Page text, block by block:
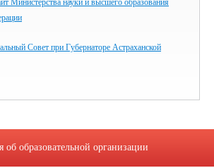
Министерства науки и высшего образования
Совет при Губернаторе Астраханской
об образовательной организации